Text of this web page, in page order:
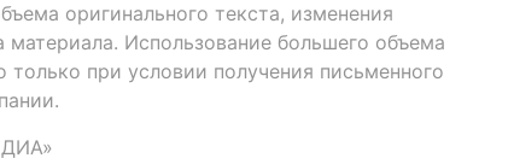
оригинального текста, изменения
материала. Использование большего объема
только при условии получения письменного